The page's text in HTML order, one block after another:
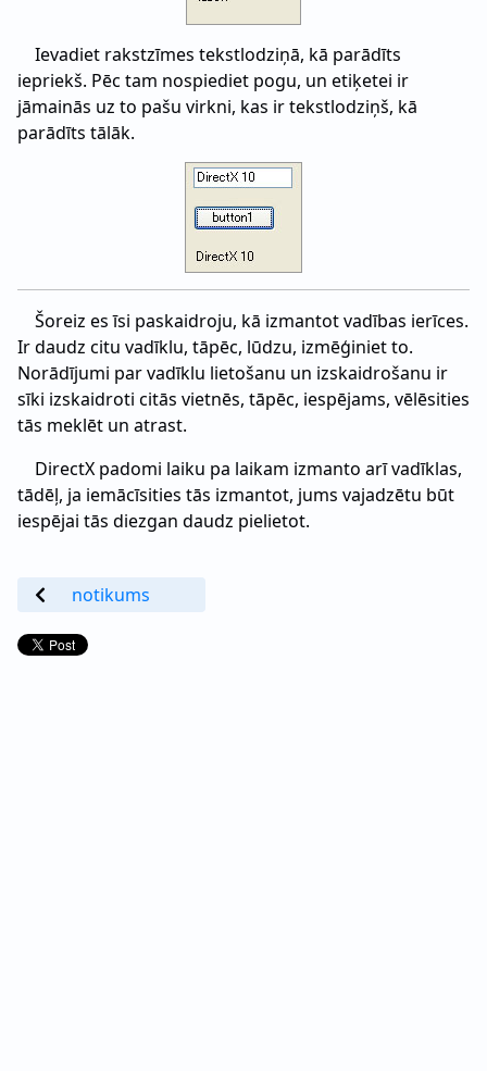
Ievadiet rakstzīmes tekstlodziņā, kā parādīts
iepriekš. Pēc tam nospiediet pogu, un etiķetei ir
jāmainās uz to pašu virkni, kas ir tekstlodziņš, kā
parādīts tālāk.
Šoreiz es īsi paskaidroju, kā izmantot vadības ierīces.
Ir daudz citu vadīklu, tāpēc, lūdzu, izmēģiniet to.
Norādījumi par vadīklu lietošanu un izskaidrošanu ir
sīki izskaidroti citās vietnēs, tāpēc, iespējams, vēlēsities
tās meklēt un atrast.
DirectX padomi laiku pa laikam izmanto arī vadīklas,
tādēļ, ja iemācīsities tās izmantot, jums vajadzētu būt
iespējai tās diezgan daudz pielietot.
notikums